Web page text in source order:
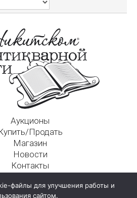
Аукционы
Продать
Магазин
Новости
Контакты
Никитский пер., д. 4а, стр. 1
файлы для улучшения работы и
сайтом.